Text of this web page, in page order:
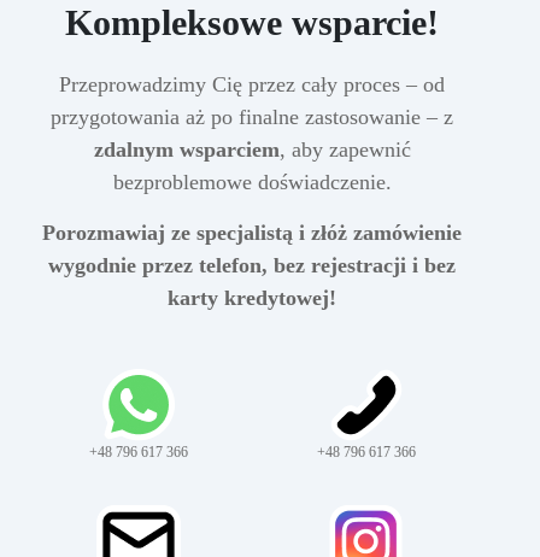
Kompleksowe wsparcie!
Przeprowadzimy Cię przez cały proces – od
przygotowania aż po finalne zastosowanie – z
zdalnym wsparciem, aby zapewnić
bezproblemowe doświadczenie.
Porozmawiaj ze specjalistą i złóż zamówienie
wygodnie przez telefon, bez rejestracji i bez
karty kredytowej!
+48 796 617 366 +48 796 617 366